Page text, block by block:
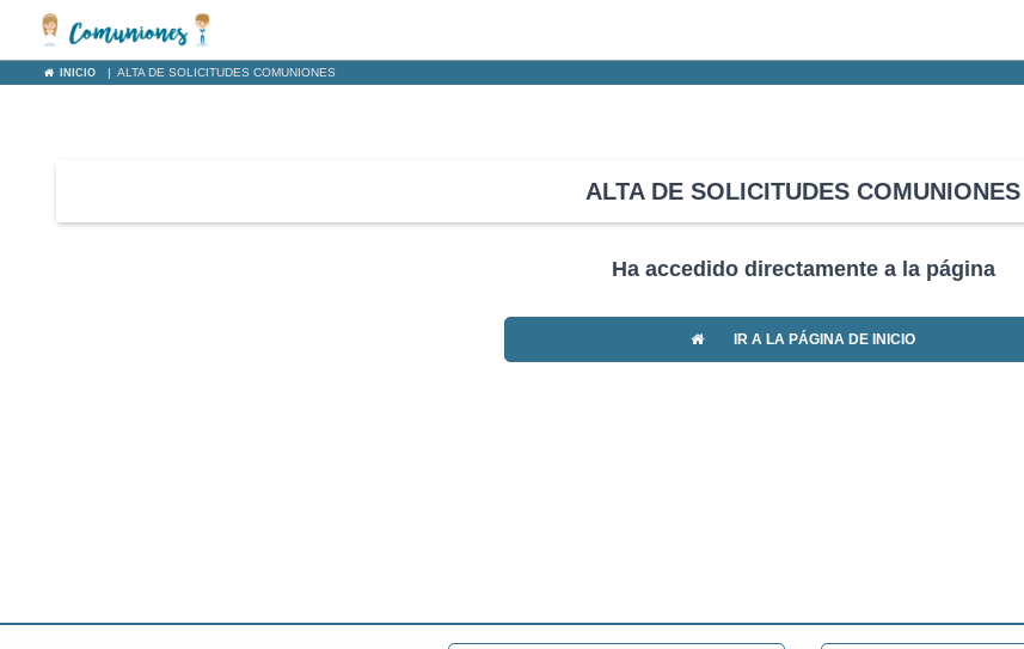
INICIO | ALTA DE SOLICITUDES COMUNIONES
ALTA DE SOLICITUDES COMUNIONES
Ha accedido directamente a la página
IR A LA PÁGINA DE INICIO